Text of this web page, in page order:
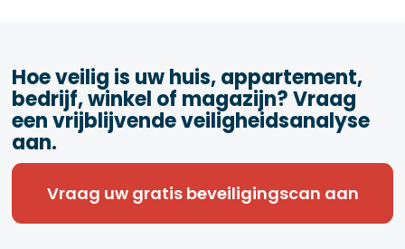
Hoe veilig is uw huis, appartement,
bedrijf, winkel of magazijn? Vraag
een vrijblijvende veiligheidsanalyse
aan.
Vraag uw gratis beveiligingscan aan